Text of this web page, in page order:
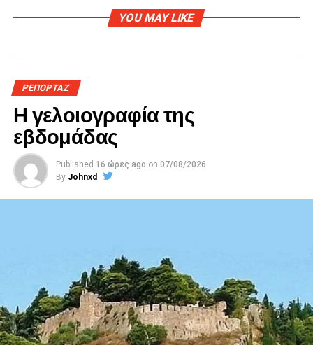
YOU MAY LIKE
ΡΕΠΟΡΤΑΖ
Η γελοιογραφία της
εβδομάδας
Published 16 ώρες ago on 07/08/2026
By Johnxd